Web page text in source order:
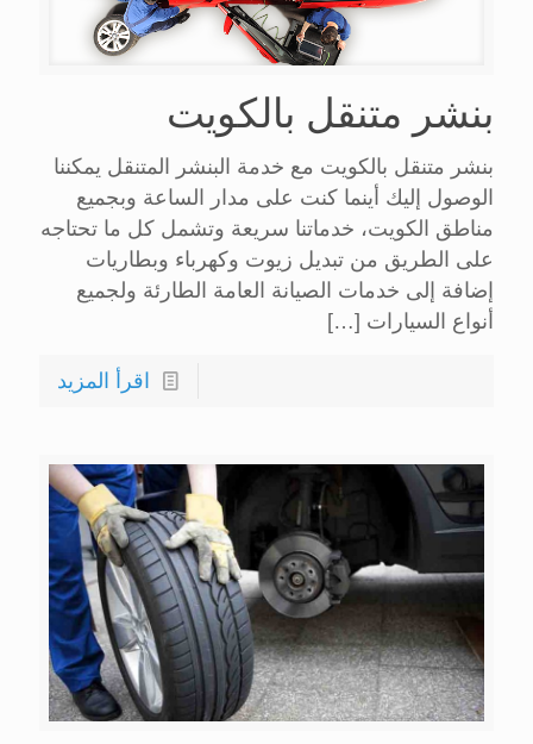
بنشر متنقل بالكويت
بنشر متنقل بالكويت مع خدمة البنشر المتنقل يمكننا
الوصول إليك أينما كنت على مدار الساعة وبجميع
مناطق الكويت، خدماتنا سريعة وتشمل كل ما تحتاجه
على الطريق من تبديل زيوت وكهرباء وبطاريات
إضافة إلى خدمات الصيانة العامة الطارئة ولجميع
أنواع السيارات […]
اقرأ المزيد